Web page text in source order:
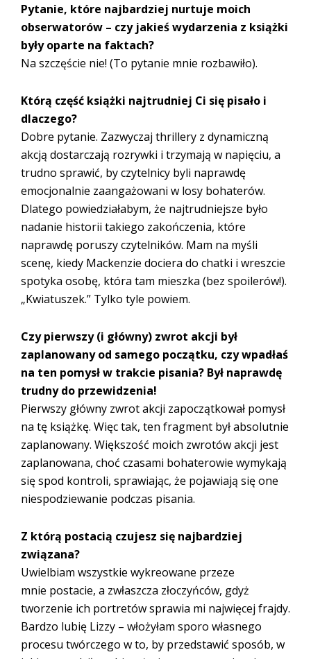
Pytanie, które najbardziej nurtuje moich
obserwatorów – czy jakieś wydarzenia z książki
były oparte na faktach?
Na szczęście nie! (To pytanie mnie rozbawiło).
Którą część książki najtrudniej Ci się pisało i
dlaczego?
Dobre pytanie. Zazwyczaj thrillery z dynamiczną
akcją dostarczają rozrywki i trzymają w napięciu, a
trudno sprawić, by czytelnicy byli naprawdę
emocjonalnie zaangażowani w losy bohaterów.
Dlatego powiedziałabym, że najtrudniejsze było
nadanie historii takiego zakończenia, które
naprawdę poruszy czytelników. Mam na myśli
scenę, kiedy Mackenzie dociera do chatki i wreszcie
spotyka osobę, która tam mieszka (bez spoilerów!).
„Kwiatuszek.” Tylko tyle powiem.
Czy pierwszy (i główny) zwrot akcji był
zaplanowany od samego początku, czy wpadłaś
na ten pomysł w trakcie pisania? Był naprawdę
trudny do przewidzenia!
Pierwszy główny zwrot akcji zapoczątkował pomysł
na tę książkę. Więc tak, ten fragment był absolutnie
zaplanowany. Większość moich zwrotów akcji jest
zaplanowana, choć czasami bohaterowie wymykają
się spod kontroli, sprawiając, że pojawiają się one
niespodziewanie podczas pisania.
Z którą postacią czujesz się najbardziej
związana?
Uwielbiam wszystkie wykreowane przeze
mnie postacie, a zwłaszcza złoczyńców, gdyż
tworzenie ich portretów sprawia mi najwięcej frajdy.
Bardzo lubię Lizzy – włożyłam sporo własnego
procesu twórczego w to, by przedstawić sposób, w